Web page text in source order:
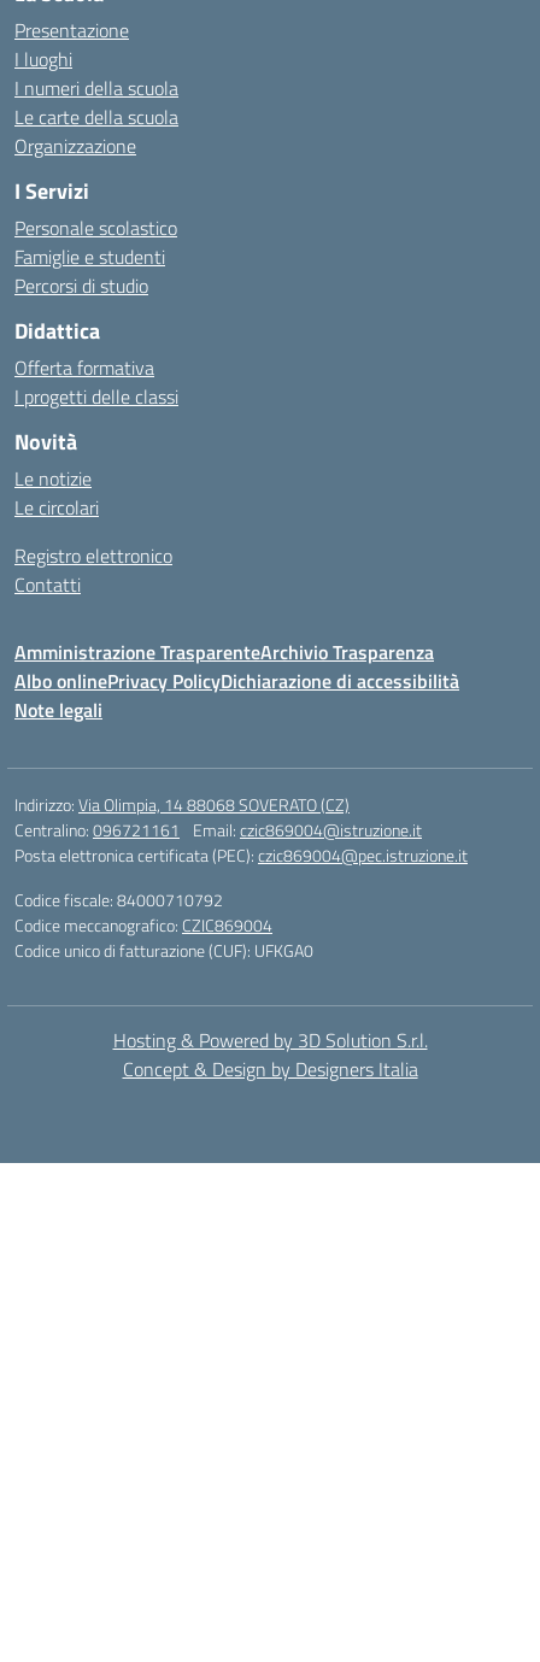
Presentazione
I luoghi
I numeri della scuola
Le carte della scuola
Organizzazione
I Servizi
Personale scolastico
Famiglie e studenti
Percorsi di studio
Didattica
Offerta formativa
I progetti delle classi
Novità
Le notizie
Le circolari
Registro elettronico
Contatti
Amministrazione TrasparenteArchivio Trasparenza
Albo onlinePrivacy PolicyDichiarazione di accessibilità
Note legali
Indirizzo:Via Olimpia, 14 88068 SOVERATO (CZ)
Centralino:096721161 Email:czic869004@istruzione.it
Posta elettronica certificata (PEC):czic869004@pec.istruzione.it
Codice fiscale: 84000710792
Codice meccanografico: CZIC869004
Codice unico di fatturazione (CUF): UFKGA0
Hosting & Powered by 3D Solution S.r.l.
Concept & Design by Designers Italia